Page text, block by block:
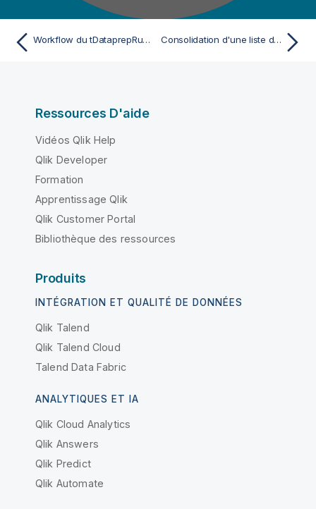
Workflow du tDataprepRun dans un Job Talend Consolidation d'une liste de numéros de téléphone provenant d'une solution CRM
Ressources D'aide
Vidéos Qlik Help
Qlik Developer
Formation
Apprentissage Qlik
Qlik Customer Portal
Bibliothèque des ressources
Produits
INTÉGRATION ET QUALITÉ DE DONNÉES
Qlik Talend
Qlik Talend Cloud
Talend Data Fabric
ANALYTIQUES ET IA
Qlik Cloud Analytics
Qlik Answers
Qlik Predict
Qlik Automate